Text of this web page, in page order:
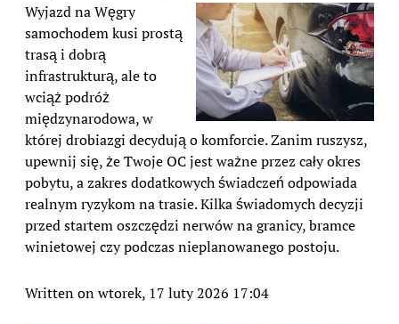
Wyjazd na Węgry
samochodem kusi prostą
trasą i dobrą
infrastrukturą, ale to
wciąż podróż
międzynarodowa, w
której drobiazgi decydują o komforcie. Zanim ruszysz,
upewnij się, że Twoje OC jest ważne przez cały okres
pobytu, a zakres dodatkowych świadczeń odpowiada
realnym ryzykom na trasie. Kilka świadomych decyzji
przed startem oszczędzi nerwów na granicy, bramce
winietowej czy podczas nieplanowanego postoju.
Written on wtorek, 17 luty 2026 17:04